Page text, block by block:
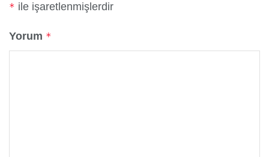
* ile işaretlenmişlerdir
Yorum *